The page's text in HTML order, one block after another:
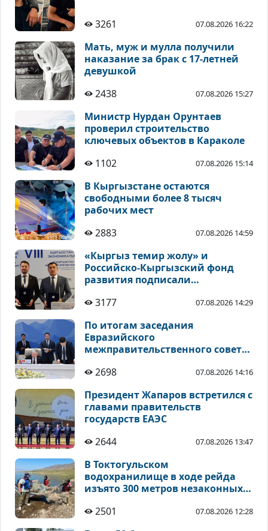
3261 07.08.2026 16:22
Мать, муж и мулла получили
наказание за брак с 17-летней
девушкой
2438
07.08.2026 15:27
Министр Нурдан Орунтаев
проверил строительство
ключевых объектов в Караколе
1102
07.08.2026 15:14
В Кыргызстане остаются
свободными более 8 тысяч
рабочих мест
2883
07.08.2026 14:59
«Кыргыз темир жолу» и
Российско-Кыргызский фонд
развития подписали
инвестиционным проектам
3177 07.08.2026 14:29
По итогам заседания
Евразийского
межправительственного совета
2698
07.08.2026 14:16
Президент Жапаров встретился с
главами правительств
государств ЕАЭС
2644
07.08.2026 13:47
В Токтогульском
водохранилище в ходе рейда
изъято 300 метров незаконных
2501
07.08.2026 12:28